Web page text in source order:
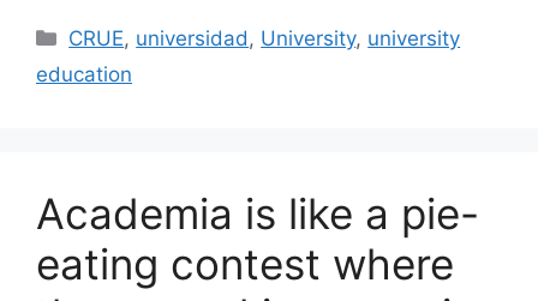
Categories
CRUE, universidad, University, university
education
Academia is like a pie-
eating contest where